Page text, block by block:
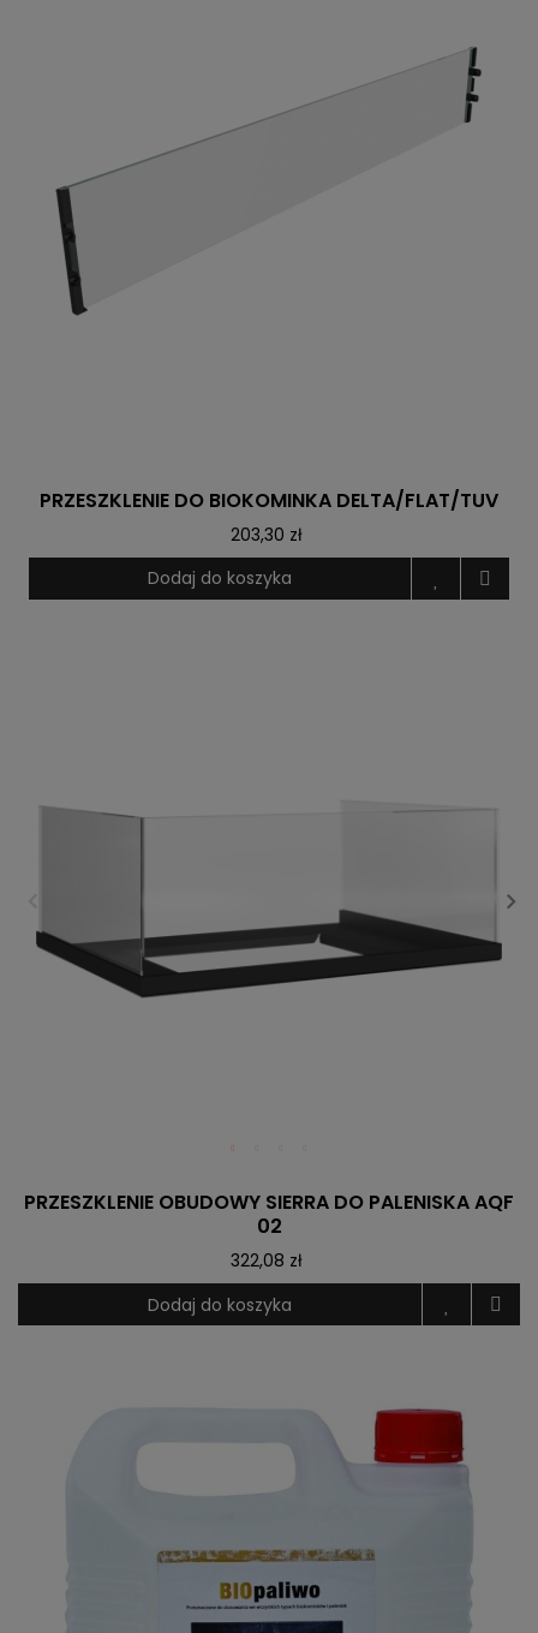
PRZESZKLENIE DO BIOKOMINKA DELTA/FLAT/TUV
203,30 zł
Dodaj do koszyka
PRZESZKLENIE OBUDOWY SIERRA DO PALENISKA AQF
02
322,08 zł
Dodaj do koszyka